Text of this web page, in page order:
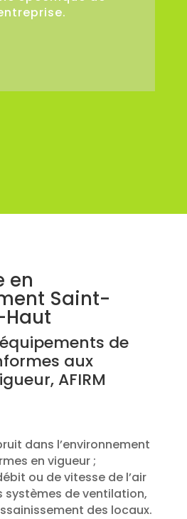
en
Saint-
de
aux
AFIRM
dans l’environnement
en vigueur ;
ou de vitesse de l’air
systèmes de ventilation,
des locaux.